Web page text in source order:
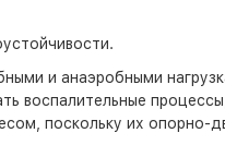
и анаэробными
воспалительные
поскольку их опорно-